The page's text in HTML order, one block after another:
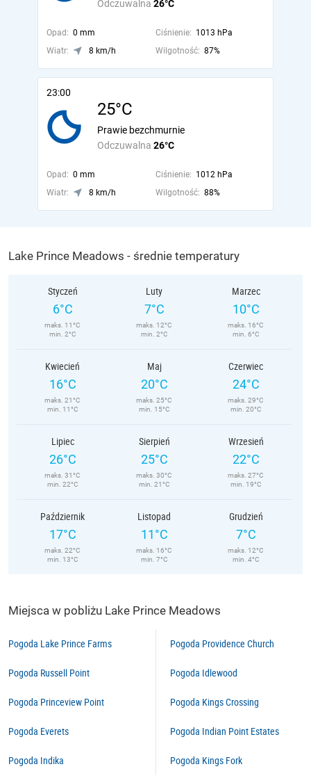
Odczuwalna 26°C
Opad: 0 mm Ciśnienie: 1013 hPa
Wiatr:
8 km/h Wilgotność: 87%
23:00
25°C
Odczuwalna 26°C
Prawie bezchmurnie
Opad: 0 mm Ciśnienie: 1012 hPa
Wiatr:
8 km/h Wilgotność: 88%
Lake Prince Meadows - średnie temperatury
Styczeń
6°C
maks. 11°C
min. 2°C
Luty
7°C
maks. 12°C
min. 2°C
Marzec
10°C
maks. 16°C
min. 6°C
Kwiecień
16°C
maks. 21°C
min. 11°C
Maj
20°C
maks. 25°C
min. 15°C
Czerwiec
24°C
maks. 29°C
min. 20°C
Lipiec
26°C
maks. 31°C
min. 22°C
Sierpień
25°C
maks. 30°C
min. 21°C
Wrzesień
22°C
maks. 27°C
min. 19°C
Październik
17°C
maks. 22°C
min. 13°C
Listopad
11°C
maks. 16°C
min. 7°C
Grudzień
7°C
maks. 12°C
min. 4°C
Miejsca w pobliżu Lake Prince Meadows
Pogoda Lake Prince Farms
Pogoda Russell Point
Pogoda Princeview Point
Pogoda Everets
Pogoda Indika
Pogoda Providence Church
Pogoda Idlewood
Pogoda Kings Crossing
Pogoda Indian Point Estates
Pogoda Kings Fork